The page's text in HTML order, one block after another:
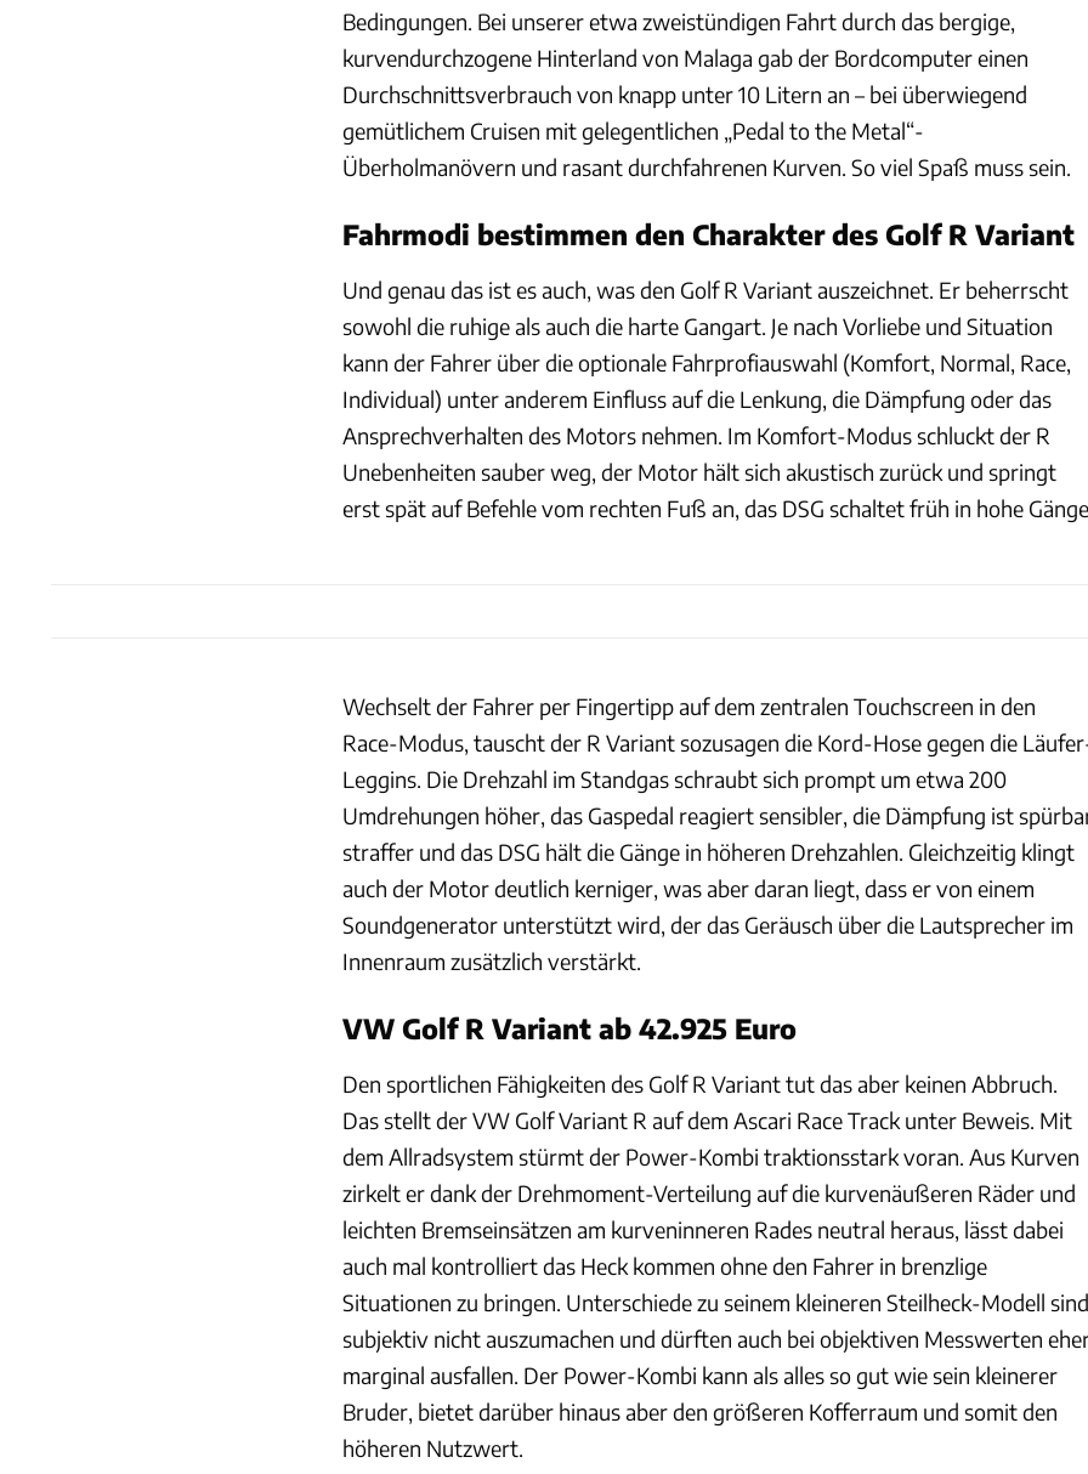
Bedingungen. Bei unserer etwa zweistündigen Fahrt durch das bergige,
kurvendurchzogene Hinterland von Malaga gab der Bordcomputer einen
Durchschnittsverbrauch von knapp unter 10 Litern an – bei überwiegend
gemütlichem Cruisen mit gelegentlichen „Pedal to the Metal“-
Überholmanövern und rasant durchfahrenen Kurven. So viel Spaß muss sein.
Fahrmodi bestimmen den Charakter des Golf R Variant
Und genau das ist es auch, was den Golf R Variant auszeichnet. Er beherrscht
sowohl die ruhige als auch die harte Gangart. Je nach Vorliebe und Situation
kann der Fahrer über die optionale Fahrprofiauswahl (Komfort, Normal, Race,
Individual) unter anderem Einfluss auf die Lenkung, die Dämpfung oder das
Ansprechverhalten des Motors nehmen. Im Komfort-Modus schluckt der R
Unebenheiten sauber weg, der Motor hält sich akustisch zurück und springt
erst spät auf Befehle vom rechten Fuß an, das DSG schaltet früh in hohe
Wechselt der Fahrer per Fingertipp auf dem zentralen Touchscreen in den
Race-Modus, tauscht der R Variant sozusagen die Kord-Hose gegen die
Leggins. Die Drehzahl im Standgas schraubt sich prompt um etwa 200
Umdrehungen höher, das Gaspedal reagiert sensibler, die Dämpfung ist
straffer und das DSG hält die Gänge in höheren Drehzahlen. Gleichzeitig klingt
auch der Motor deutlich kerniger, was aber daran liegt, dass er von einem
Soundgenerator unterstützt wird, der das Geräusch über die Lautsprecher im
Innenraum zusätzlich verstärkt.
VW Golf R Variant ab 42.925 Euro
Den sportlichen Fähigkeiten des Golf R Variant tut das aber keinen Abbruch.
Das stellt der VW Golf Variant R auf dem Ascari Race Track unter Beweis. Mit
dem Allradsystem stürmt der Power-Kombi traktionsstark voran. Aus Kurven
zirkelt er dank der Drehmoment-Verteilung auf die kurvenäußeren Räder und
leichten Bremseinsätzen am kurveninneren Rades neutral heraus, lässt dabei
auch mal kontrolliert das Heck kommen ohne den Fahrer in brenzlige
Situationen zu bringen. Unterschiede zu seinem kleineren Steilheck-Modell sind
subjektiv nicht auszumachen und dürften auch bei objektiven Messwerten
marginal ausfallen. Der Power-Kombi kann als alles so gut wie sein kleinerer
Bruder, bietet darüber hinaus aber den größeren Kofferraum und somit den
höheren Nutzwert.